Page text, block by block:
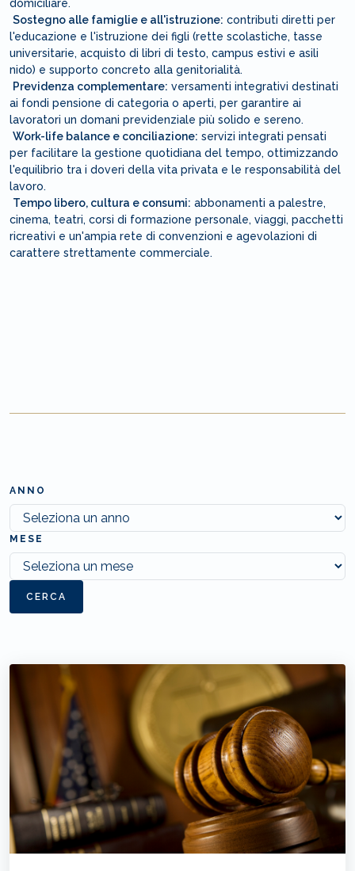
domiciliare.
Sostegno alle famiglie e all'istruzione: contributi diretti per
l'educazione e l'istruzione dei figli (rette scolastiche, tasse
universitarie, acquisto di libri di testo, campus estivi e asili
nido) e supporto concreto alla genitorialità.
Previdenza complementare: versamenti integrativi destinati
ai fondi pensione di categoria o aperti, per garantire ai
lavoratori un domani previdenziale più solido e sereno.
Work-life balance e conciliazione: servizi integrati pensati
per facilitare la gestione quotidiana del tempo, ottimizzando
l'equilibrio tra i doveri della vita privata e le responsabilità del
lavoro.
Tempo libero, cultura e consumi: abbonamenti a palestre,
cinema, teatri, corsi di formazione personale, viaggi, pacchetti
ricreativi e un'ampia rete di convenzioni e agevolazioni di
carattere strettamente commerciale.
ANNO
MESE
CERCA